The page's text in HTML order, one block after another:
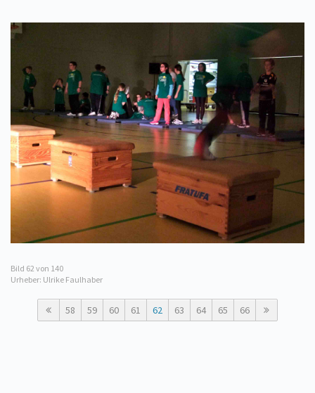
Bild 62 von 140
Urheber: Ulrike Faulhaber
58 59 60 61 62 63 64 65 66